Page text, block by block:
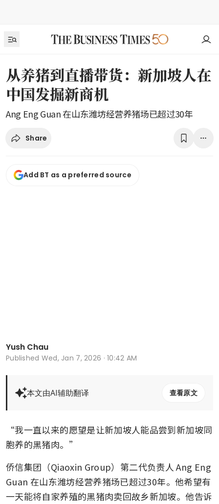
从养猪到直播带货：新加坡人在
中国发掘新商机
Ang Eng Guan 在山东潍坊经营养猪场已超过30年
Share
Add BT as a preferred source
Yush Chau
Published Wed, Jan 7, 2026 · 10:42 AM
本文由AI辅助翻译 查看原文
“我一直以来的愿望是让新加坡人能品尝到新加坡同
胞养的黑猪肉。”
侨信集团（Qiaoxin Group）第二代负责人 Ang Eng
Guan 在山东潍坊经营养猪场已超过30年。他希望有
一天能将自家养殖的黑猪肉卖回故乡新加坡。他告诉